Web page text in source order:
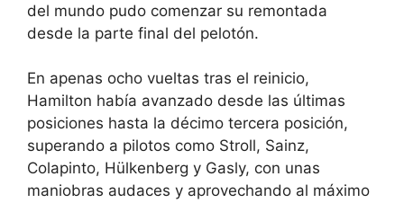
del mundo pudo comenzar su remontada
desde la parte final del pelotón.
En apenas ocho vueltas tras el reinicio,
Hamilton había avanzado desde las últimas
posiciones hasta la décimo tercera posición,
superando a pilotos como Stroll, Sainz,
Colapinto, Hülkenberg y Gasly, con unas
maniobras audaces y aprovechando al máximo